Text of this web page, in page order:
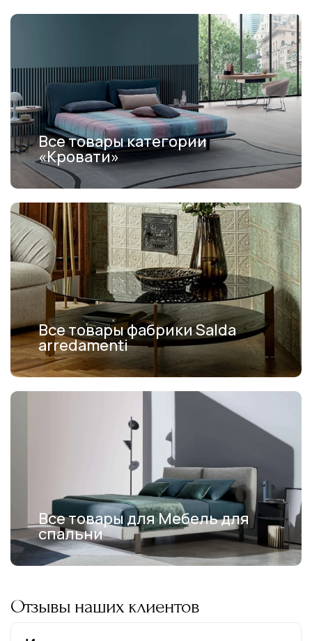
Все товары категории
«Кровати»
Все товары фабрики Salda
arredamenti
Все товары для Мебель для
спальни
Отзывы наших клиентов